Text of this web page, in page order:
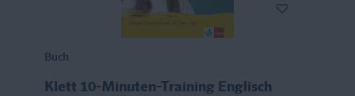
Buch
Klett 10-Minuten-Training Englisch